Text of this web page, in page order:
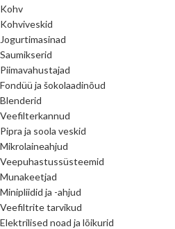
Kohv
Kohviveskid
Jogurtimasinad
Saumikserid
Piimavahustajad
Fondüü ja šokolaadinõud
Blenderid
Veefilterkannud
Pipra ja soola veskid
Mikrolaineahjud
Veepuhastussüsteemid
Munakeetjad
Minipliidid ja -ahjud
Veefiltrite tarvikud
Elektrilised noad ja lõikurid